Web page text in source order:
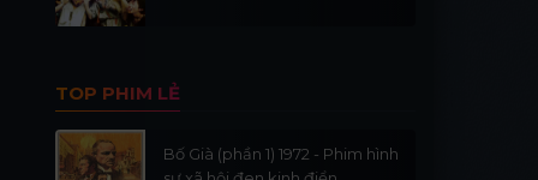
TOP PHIM LẺ
Bố Già (phần 1) 1972 - Phim hình